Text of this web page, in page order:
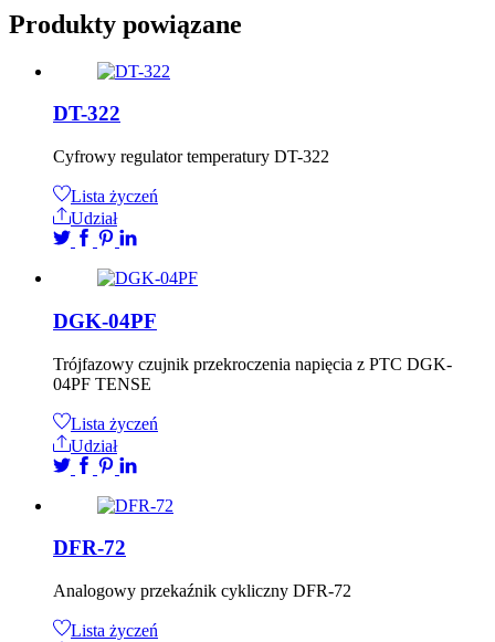
Produkty powiązane
DT-322
Cyfrowy regulator temperatury DT-322
Lista życzeń
Udział
DGK-04PF
Trójfazowy czujnik przekroczenia napięcia z PTC DGK-
04PF TENSE
Lista życzeń
Udział
DFR-72
Analogowy przekaźnik cykliczny DFR-72
Lista życzeń